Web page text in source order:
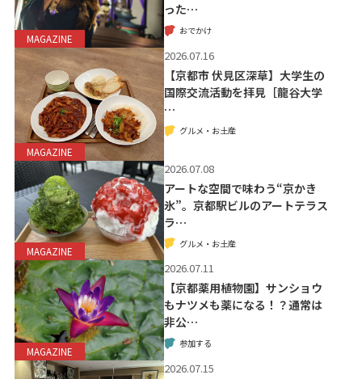
MAGAZINE
った…
おでかけ
MAGAZINE
2026.07.16
【京都市 伏見区深草】大学生の
国際交流活動を拝見［龍谷大学
…
グルメ・お土産
MAGAZINE
2026.07.08
アートな空間で味わう“京かき
氷”。京都駅ビルのアートテラス
ラ…
グルメ・お土産
MAGAZINE
2026.07.11
【京都薬用植物園】サンショウ
もナツメも薬になる！？通常は
非公…
参加する
2026.07.15